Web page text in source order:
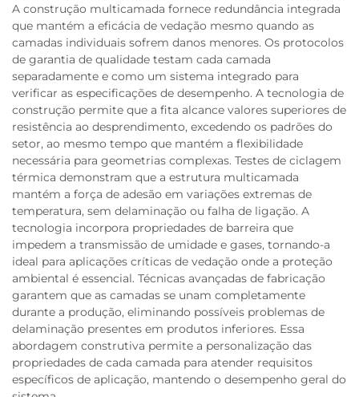
A construção multicamada fornece redundância integrada
que mantém a eficácia de vedação mesmo quando as
camadas individuais sofrem danos menores. Os protocolos
de garantia de qualidade testam cada camada
separadamente e como um sistema integrado para
verificar as especificações de desempenho. A tecnologia de
construção permite que a fita alcance valores superiores de
resistência ao desprendimento, excedendo os padrões do
setor, ao mesmo tempo que mantém a flexibilidade
necessária para geometrias complexas. Testes de ciclagem
térmica demonstram que a estrutura multicamada
mantém a força de adesão em variações extremas de
temperatura, sem delaminação ou falha de ligação. A
tecnologia incorpora propriedades de barreira que
impedem a transmissão de umidade e gases, tornando-a
ideal para aplicações críticas de vedação onde a proteção
ambiental é essencial. Técnicas avançadas de fabricação
garantem que as camadas se unam completamente
durante a produção, eliminando possíveis problemas de
delaminação presentes em produtos inferiores. Essa
abordagem construtiva permite a personalização das
propriedades de cada camada para atender requisitos
específicos de aplicação, mantendo o desempenho geral do